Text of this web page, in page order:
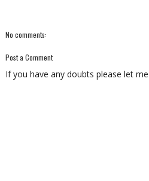
No comments:
Post a Comment
If you have any doubts please let